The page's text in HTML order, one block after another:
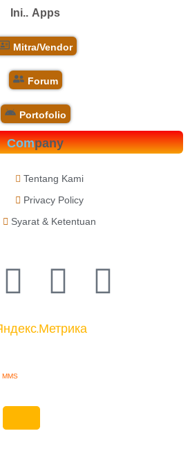
Ini.. Apps
Mitra/Vendor
Forum
Portofolio
Company
Tentang Kami
Privacy Policy
Syarat & Ketentuan
MMS